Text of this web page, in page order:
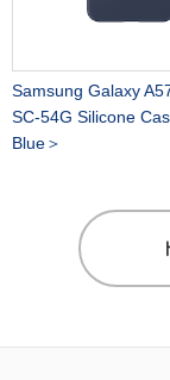
Samsung Galaxy
SC-54G Silicone
Blue＞